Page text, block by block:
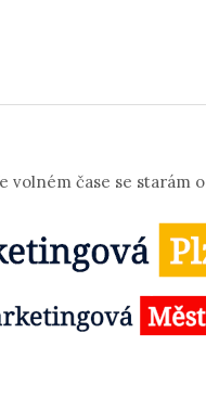
volném čase se starám o